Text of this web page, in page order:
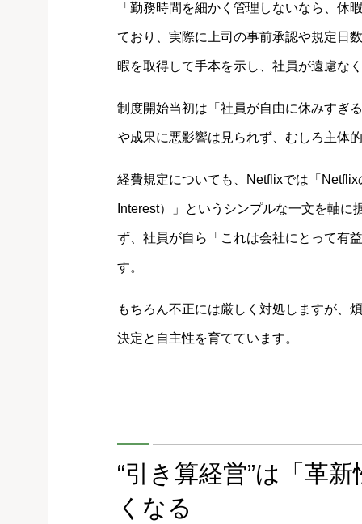
「勤務時間を細かく管理しないなら、休
ており、実際に上司の事前承認や規定日
暇を取得して手本を示し、社員が遠慮な
制度開始当初は「社員が自由に休みすぎ
や成果に悪影響は見られず、むしろ主体
経費規定についても、Netflixでは「
Interest）」というシンプルな一文を軸
ず、社員が自ら「これは会社にとって有
す。
もちろん不正には厳しく対処しますが、
決定と自主性を育てています。
“引き算経営”は「革
くなる